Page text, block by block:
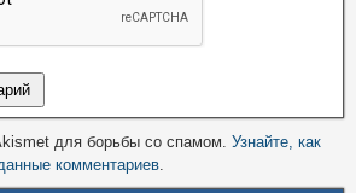
для борьбы со спамом. Узнайте, как
комментариев.